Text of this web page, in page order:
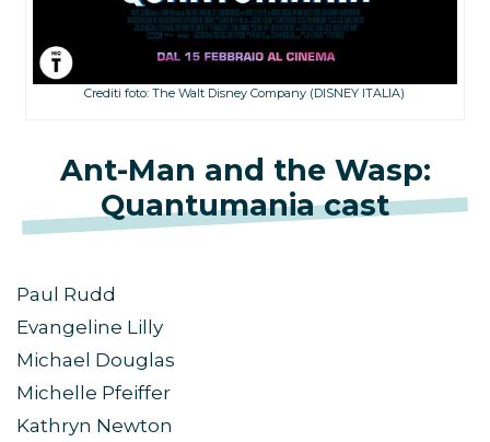
Crediti foto: The Walt Disney Company (DISNEY ITALIA)
Ant-Man and the Wasp:
Quantumania cast
Paul Rudd
Evangeline Lilly
Michael Douglas
Michelle Pfeiffer
Kathryn Newton